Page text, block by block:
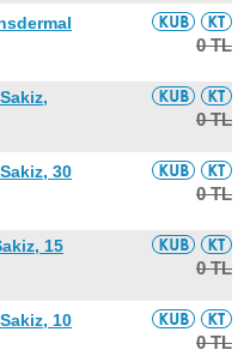
0 TL
0 TL
30
0 TL
15
0 TL
10
0 TL